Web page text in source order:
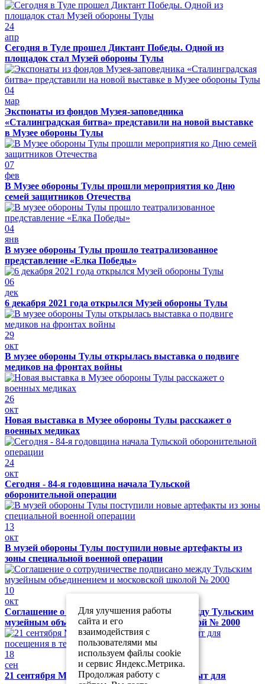
24
апр
Сегодня в Туле прошел Диктант Победы. Одной из
площадок стал Музей обороны Тулы
04
мар
Экспонаты из фондов Музея-заповедника
«Сталинградская битва» представили на новой выставке
в Музее обороны Тулы
07
фев
В Музее обороны Тулы прошли мероприятия ко Дню
семей защитников Отечества
04
янв
В музее обороны Тулы прошло театрализованное
представление «Елка Победы»
06
дек
6 декабря 2021 года открылся Музей обороны Тулы
29
окт
В музее обороны Тулы открылась выставка о подвиге
медиков на фронтах войны
26
окт
Новая выставка в Музее обороны Тулы расскажет о
военных медиках
24
окт
Сегодня - 84-я годовщина начала Тульской
оборонительной операции
13
окт
В музей обороны Тулы поступили новые артефакты из
зоны специальной военной операции
10
окт
Соглашение о сотрудничестве подписано между Тульским
музейным объединением и московской школой № 2000
18
сен
21 сентября Музей обороны Тулы будет закрыт для
Для улучшения работы
сайта и его
взаимодействия с
пользователями мы
используем файлы cookie
и сервис Яндекс.Метрика.
Продолжая работу с